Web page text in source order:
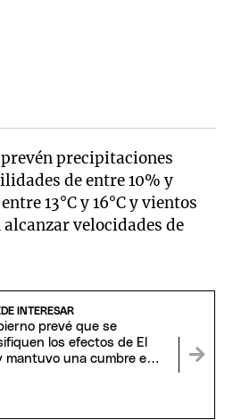
precipitaciones
de entre 10% y
13°C y 16°C y vientos
velocidades de
INTERESAR
prevé que se
los efectos de El
mantuvo una cumbre en